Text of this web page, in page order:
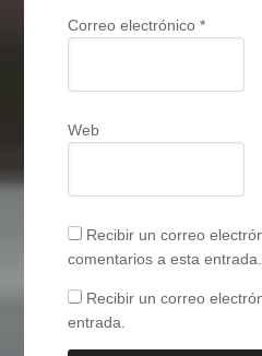
Correo electrónico*
Web
Recibir un correo
comentarios a esta entrada.
Recibir un correo
entrada.